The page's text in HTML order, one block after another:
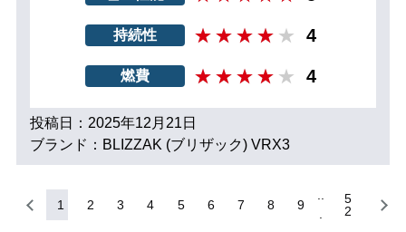
持続性 4
燃費 4
投稿日：2025年12月21日
ブランド：BLIZZAK (ブリザック) VRX3
1 2 3 4 5 6 7 8 9
5
2